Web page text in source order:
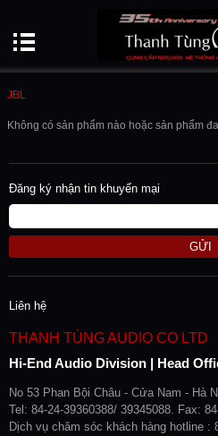
JBL
Không có sản phẩm nào hoặc sản phẩm
Đăng ký nhận tin khuyến mại
GỬI
Liên hệ
THANH TÙNG AUDIO CO LTD
Hi-End Audio Division | Head
No 53 Phan Bội Châu - Cửa Nam - Hà
Tel: 84-24-39360388/ 39345088. Fax:
Dịch vụ chăm sóc khách hàng hotline :